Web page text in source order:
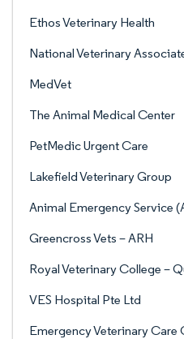
Ethos Veterinary Health
National Veterinary
MedVet
The Animal Medical Center
PetMedic Urgent Care
Lakefield Veterinary Group
Animal Emergency Service
Greencross Vets – ARH
Royal Veterinary College –
VES Hospital Pte Ltd
Emergency Veterinary Care